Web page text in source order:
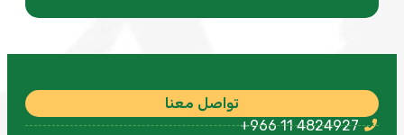
تواصل معنا
+966 11 4824927